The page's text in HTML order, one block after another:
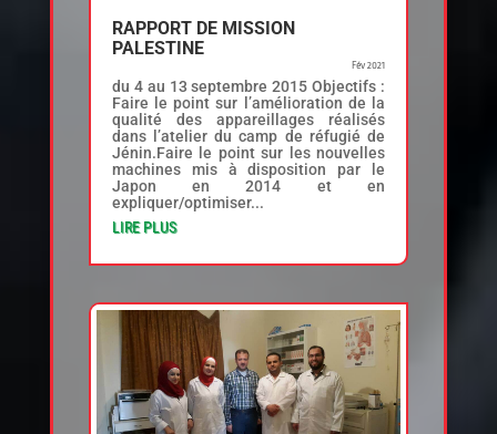
RAPPORT DE MISSION
PALESTINE
Fév 2021
du 4 au 13 septembre 2015 Objectifs :
Faire le point sur l’amélioration de la
qualité des appareillages réalisés
dans l’atelier du camp de réfugié de
Jénin.Faire le point sur les nouvelles
machines mis à disposition par le
Japon en 2014 et en
expliquer/optimiser...
LIRE PLUS